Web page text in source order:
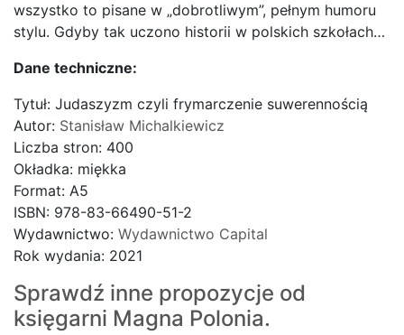
wszystko to pisane w „dobrotliwym”, pełnym humoru
stylu. Gdyby tak uczono historii w polskich szkołach…
Dane techniczne:
Tytuł: Judaszyzm czyli frymarczenie suwerennością
Autor: Stanisław Michalkiewicz
Liczba stron: 400
Okładka: miękka
Format: A5
ISBN: 978-83-66490-51-2
Wydawnictwo: Wydawnictwo Capital
Rok wydania: 2021
Sprawdź inne propozycje od
księgarni Magna Polonia.